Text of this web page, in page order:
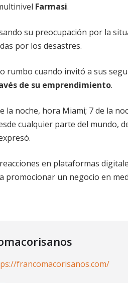
Farmasi.
su preocupación por la
por los desastres.
rumbo cuando invitó a sus
de su emprendimiento.
la noche, hora Miami; 7 de la
cualquier parte del mundo,
en plataformas
promocionar un negocio en
francomacorisanos.com/